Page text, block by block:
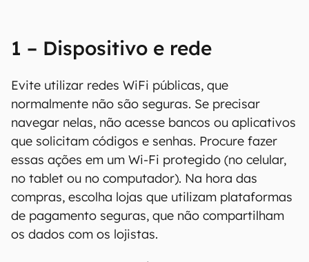
1 – Dispositivo e rede
Evite utilizar redes WiFi públicas, que
normalmente não são seguras. Se precisar
navegar nelas, não acesse bancos ou aplicativos
que solicitam códigos e senhas. Procure fazer
essas ações em um Wi-Fi protegido (no celular,
no tablet ou no computador). Na hora das
compras, escolha lojas que utilizam plataformas
de pagamento seguras, que não compartilham
os dados com os lojistas.